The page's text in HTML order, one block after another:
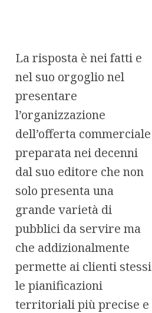
La risposta è nei fatti e
nel suo orgoglio nel
presentare
l’organizzazione
dell’offerta commerciale
preparata nei decenni
dal suo editore che non
solo presenta una
grande varietà di
pubblici da servire ma
che addizionalmente
permette ai clienti stessi
le pianificazioni
territoriali più precise e